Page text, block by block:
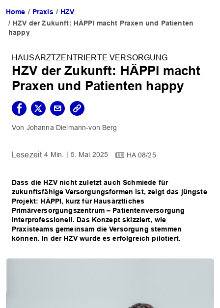
Home Praxis
HZV
HZV der Zukunft: HÄPPI macht Praxen und Patienten
happy
HAUSARZTZENTRIERTE VERSORGUNG
HZV der Zukunft: HÄPPI macht
Praxen und Patienten happy
Johanna Dielmann-von Berg
4 Min. 5. Mai 2025 HA 08/25
Dass die HZV nicht zuletzt auch Schmiede für
zukunftsfähige Versorgungsformen ist, zeigt das jüngste
Projekt: HÄPPI, kurz für Hausärztliches
Primärversorgungszentrum – Patientenversorgung
Interprofessionell. Das Konzept skizziert, wie
Praxisteams gemeinsam die Versorgung stemmen
können. In der HZV wurde es erfolgreich pilotiert.